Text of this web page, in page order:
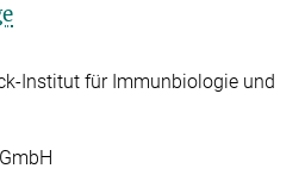
Institut für Immunbiologie und